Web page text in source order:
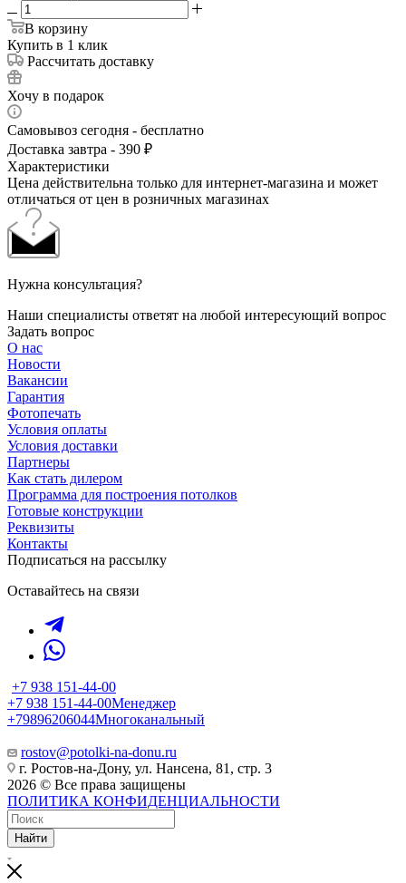
В корзину
Купить в 1 клик
Рассчитать доставку
Хочу в подарок
Самовывоз сегодня - бесплатно
Доставка завтра - 390 ₽
Характеристики
Цена действительна только для интернет-магазина и может
отличаться от цен в розничных магазинах
Нужна консультация?
Наши специалисты ответят на любой интересующий вопрос
Задать вопрос
О нас
Новости
Вакансии
Гарантия
Фотопечать
Условия оплаты
Условия доставки
Партнеры
Как стать дилером
Программа для построения потолков
Готовые конструкции
Реквизиты
Контакты
Подписаться на рассылку
Оставайтесь на связи
+7 938 151-44-00
+7 938 151-44-00Менеджер
+79896206044Многоканальный
rostov@potolki-na-donu.ru
г. Ростов-на-Дону, ул. Нансена, 81, стр. 3
2026 © Все права защищены
ПОЛИТИКА КОНФИДЕНЦИАЛЬНОСТИ
Найти